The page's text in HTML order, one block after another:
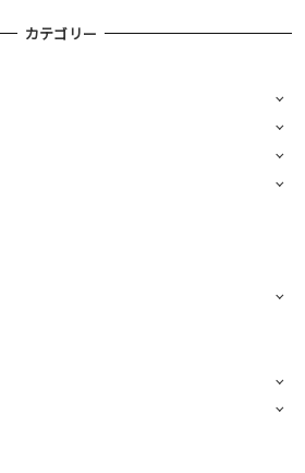
カテゴリー